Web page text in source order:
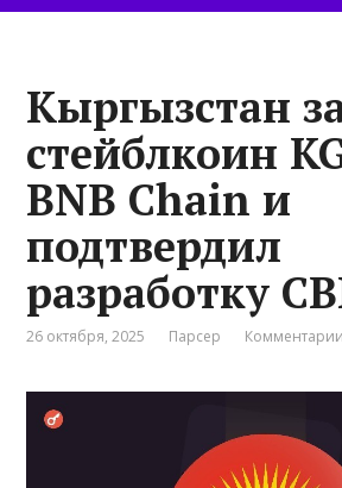
Кыргызстан
стейблкоин
BNB Chain и
подтвердил
разработку
26 октября, 2025 Парсер